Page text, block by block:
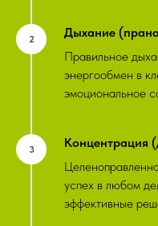
Дыхание
Правильное
энергообмен в
эмоциональное
Концентрация
успех в любом
эффективные